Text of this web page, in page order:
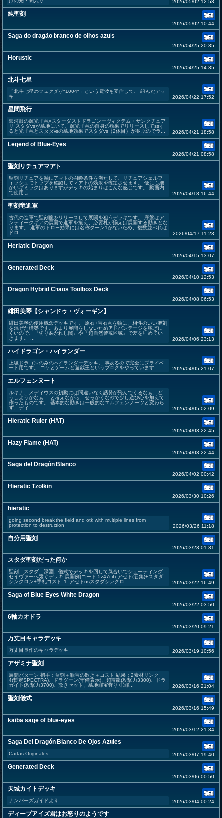
2026/05/02 12:53
純聖刻
2026/05/02 10:44
Saga do dragão branco de olhos azuis
2026/04/25 20:35
Horustic
2026/04/25 14:35
北斗七星
「北斗七星のフェクダが"1004"」という電波を受信して、 組んだデッ
キ
2026/04/22 17:52
星間飛行
銀河眼の輝光子竜×スターダストドラゴンーヴィクテム・サンクチュア
リ スタダvsが墓地にいて、輝光子竜の自身の効果でリリースしてssす
ると光子竜とスタダvsの墓地効果でスタダvs（2体目）が並ぶのでラ...
2026/04/21 18:58
Legend of Blue-Eyes
2026/04/21 08:58
聖刻リチュアマアト
聖刻リチュアを軸にアマトの召喚条件を満たして、リチュアシェルフ
ィッシュでトップを確認してマアトの効果を確定させます。 他にも細
かいギミックはありますがデッキの始まりはこんな感じです。 動画内
で使用し...
2026/04/18 16:44
聖刻竜進軍
古代の進軍で聖刻龍をリリースして展開を狙うデッキです。 序盤はア
ンティークギアの展開で進軍を揃え、必要札が揃えば展開する動きとな
ります。 進軍のドロー効果には名称ターン1がないため、複数並べれば
ドロ...
2026/04/17 11:23
Heriatic Dragon
2026/04/15 13:07
Generated Deck
2026/04/10 12:53
Dragon Hybrid Chaos Toolbox Deck
2026/04/08 06:53
緋田美琴【シャンドゥ・ヴォーギン】
緋田美琴の使用概念デッキです。 原石+宝石竜を軸に、相性のいい聖刻
を混ぜた構築です。あまり展開をしないためアドバンテージを稼ぎに
くいので、『切り裂かれし闇』や『超自然警戒区域』で差を埋めてい
きます。 ...
2026/04/06 23:13
ハイドラゴン・ハイランダー
上級ドラゴンのみのハイランダーデッキ。 事故るので完全にプライベ
ート用です。 コケとゲームと遊戯王というブログをやっています
2026/04/05 21:07
エルフェンヌート
ルキナ、メディウスの初動には間違いなく誘発が飛んでくるなぁ、ど
うしようかなぁ… と考えながら、せっかくなので少し遊び心を加えて
作ったものです。 基本的な動きは一般的なエルフェンノーツと変わら
ず、ディ...
2026/04/05 02:09
Hieratic Ruler (HAT)
2026/04/03 22:45
Hazy Flame (HAT)
2026/04/03 22:44
Saga del Dragón Blanco
2026/04/02 00:42
Hieratic Tzolkin
2026/03/30 10:26
hieratic
going second break the field and otk with multiple lines from
protection to destruction
2026/03/26 11:18
自分用聖刻
2026/03/23 01:31
スタダ聖刻だった何か
聖刻、スタダ、深淵、儀式でデッキを回して気合いでシューティング
セイヴァーへ繋ぐデッキ 展開例(コード:5z47mf) アセト(召集)+スタダ
シンクロン+手札コスト １.アセトnsスタダシンクロ...
2026/03/22 16:49
Saga of Blue Eyes White Dragon
2026/03/22 03:50
6軸カオドラ
2026/03/20 09:21
万丈目キャラデッキ
万丈目長作のキャラデッキ 2026/03/19 10:56
アザミナ聖刻
展開パターン 初手：聖刻＋罪宝の欺き＋コスト 結果：2素材リンク
4(暫定SPECTRA)、ドラグーン(守備表示)、超雷龍(攻撃力3300)、ドラ
ガイト(攻撃力3700)、欺きセット、墓地罪宝狩り ①罪...
2026/03/16 21:04
聖刻儀式
2026/03/16 15:49
kaiba sage of blue-eyes
2026/03/12 21:34
Saga Del Dragón Blanco De Ojos Azules
Cartas Originales 2026/03/07 19:40
Generated Deck
2026/03/06 00:50
天城カイトデッキ
ナンバーズガイドより 2026/03/04 00:24
ディープアイズ君はお怒りのようです